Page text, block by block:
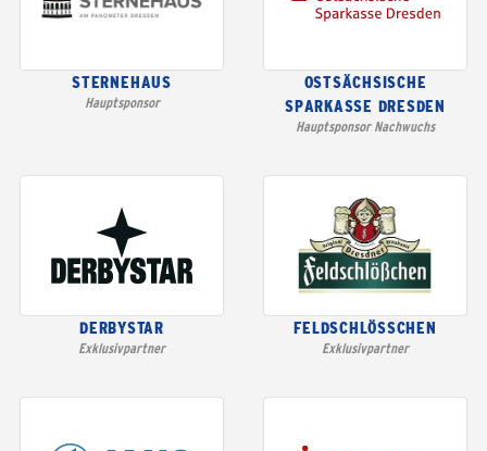
STERNEHAUS
Hauptsponsor
OSTSÄCHSISCHE
SPARKASSE DRESDEN
Hauptsponsor Nachwuchs
DERBYSTAR
Exklusivpartner
FELDSCHLÖSSCHEN
Exklusivpartner